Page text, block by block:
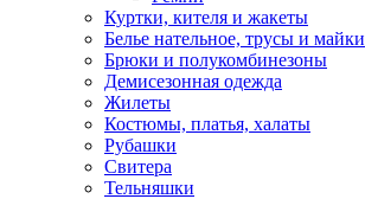
Куртки, кителя и жакеты
Белье нательное, трусы и майки
Брюки и полукомбинезоны
Демисезонная одежда
Жилеты
Костюмы, платья, халаты
Рубашки
Свитера
Тельняшки